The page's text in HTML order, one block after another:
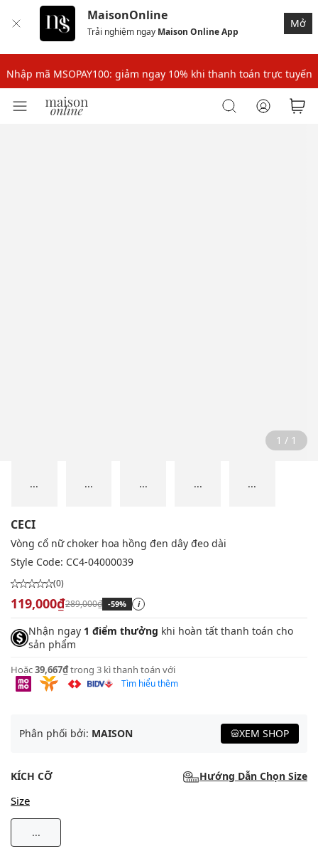
MaisonOnline
Trải nghiệm ngay Maison Online App
Mở
Nhập mã: MSOXINCHAO - Giảm 10% đơn đầu cho thành viên mới!
Nhập mã MSOPAY100: giảm ngay 10% khi thanh toán trực tuyến
Nhập mã: MSOXINCHAO - Giảm 10% đơn đầu cho thành viên mới!
1 / 1
... ... ... ... ...
CECI
Vòng cổ nữ choker hoa hồng đen dây đeo dài
Style Code: CC4-04000039
(0)
119,000₫289,000₫ -59% i
Nhận ngay 1 điểm thưởng khi hoàn tất thanh toán cho
sản phẩm
Hoặc39,667₫trong 3 kì thanh toán với
Tìm hiểu thêm
Phân phối bởi: MAISON XEM SHOP
KÍCH CỠ Hướng Dẫn Chọn Size
Size
...